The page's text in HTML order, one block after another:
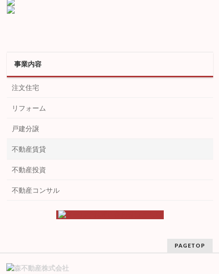
事業内容
注文住宅
リフォーム
戸建分譲
不動産賃貸
不動産投資
不動産コンサル
PAGETOP